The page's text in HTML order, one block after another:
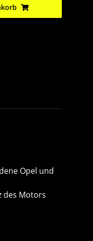
Opel und
des Motors